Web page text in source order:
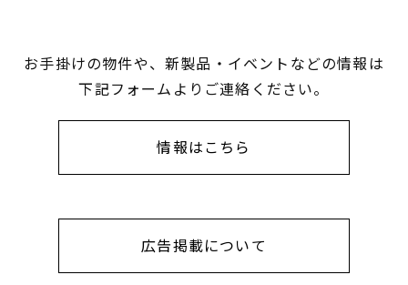
お手掛けの物件や、新製品・イベントなどの情報は
下記フォームよりご連絡ください。
情報はこちら
広告掲載について